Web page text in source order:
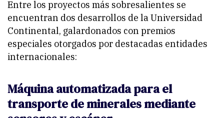
Entre los proyectos más sobresalientes se
encuentran dos desarrollos de la Universidad
Continental, galardonados con premios
especiales otorgados por destacadas entidades
internacionales:
Máquina automatizada para el
transporte de minerales mediante